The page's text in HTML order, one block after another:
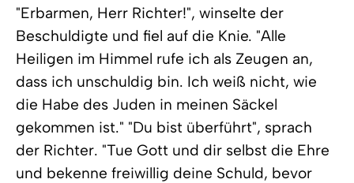
"Erbarmen, Herr Richter!", winselte der
Beschuldigte und fiel auf die Knie. "Alle
Heiligen im Himmel rufe ich als Zeugen an,
dass ich unschuldig bin. Ich weiß nicht, wie
die Habe des Juden in meinen Säckel
gekommen ist." "Du bist überführt", sprach
der Richter. "Tue Gott und dir selbst die Ehre
und bekenne freiwillig deine Schuld, bevor